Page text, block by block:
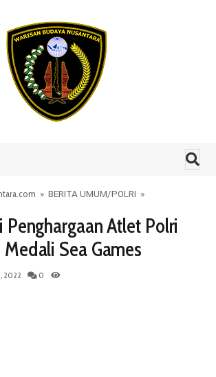
» BERITA UMUM/POLRI »
Penghargaan Atlet Polri
Sea Games
2022 0